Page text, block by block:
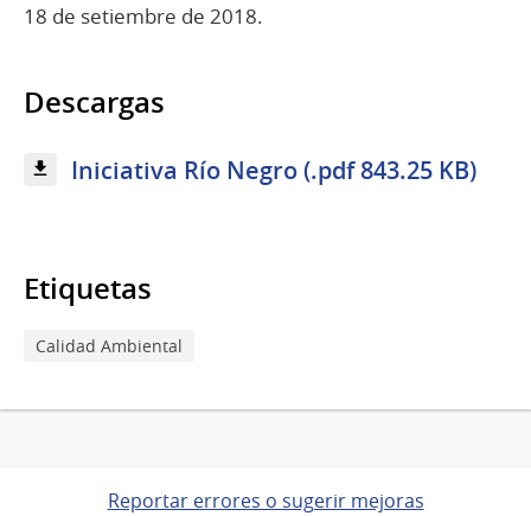
18 de setiembre de 2018.
Descargas
Iniciativa Río Negro (.pdf 843.25 KB)
Etiquetas
Calidad Ambiental
Reportar errores o sugerir mejoras